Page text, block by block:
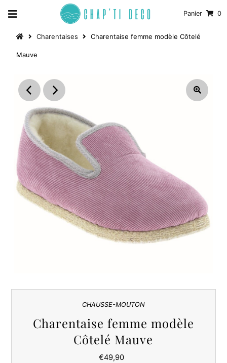
Panier 0
Charentaises Charentaise femme modèle Côtelé
Mauve
CHAUSSE-MOUTON
Charentaise femme modèle
Côtelé Mauve
Prix
€49,90